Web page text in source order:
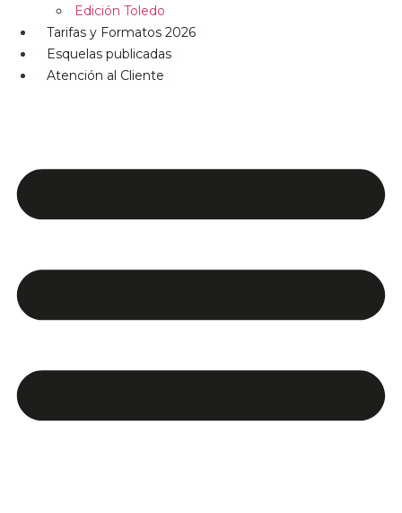
Edición Toledo
Tarifas y Formatos 2026
Esquelas publicadas
Atención al Cliente